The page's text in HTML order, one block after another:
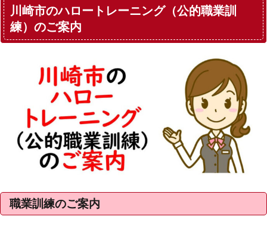
川崎市のハロートレーニング（公的職業訓
練）のご案内
職業訓練のご案内